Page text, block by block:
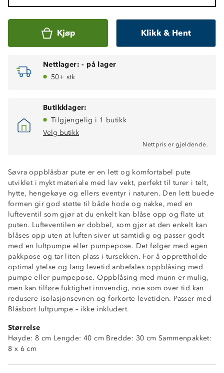
Kjøp Klikk & Hent
Nettlager: - på lager
50+ stk
Butikklager:
Tilgjengelig i 1 butikk
Velg butikk
Nettpris er gjeldende.
Søvra oppblåsbar pute er en lett og komfortabel pute
utviklet i mykt materiale med lav vekt, perfekt til turer i telt,
hytte, hengekøye og ellers eventyr i naturen. Den lett buede
formen gir god støtte til både hode og nakke, med en
lufteventil som gjør at du enkelt kan blåse opp og flate ut
puten. Lufteventilen er dobbel, som gjør at den enkelt kan
blåses opp uten at luften siver ut samtidig og passer godt
med en luftpumpe eller pumpepose. Det følger med egen
pakkpose og tar liten plass i tursekken. For å opprettholde
optimal ytelse og lang levetid anbefales oppblåsing med
pumpe eller pumpepose. Oppblåsing med munn er mulig,
men kan tilføre fuktighet innvendig, noe som over tid kan
redusere isolasjonsevnen og forkorte levetiden. Passer med
Blåsbort luftpumpe – ikke inkludert.
Størrelse
Høyde: 8 cm Lengde: 40 cm Bredde: 30 cm Sammenpakket:
8 x 6 cm
Lettvekt
Buet form for god støtte
Liten pakkstørrelse